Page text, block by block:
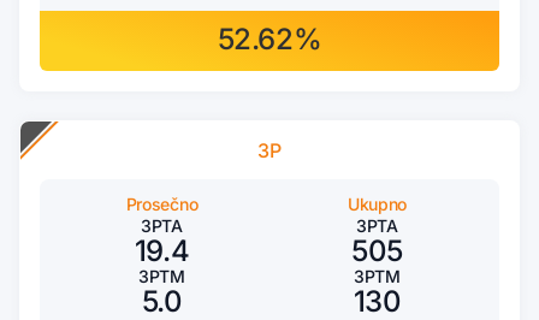
52.62%
3P
Prosečno
3PTA
19.4
3PTM
5.0
Ukupno
3PTA
505
3PTM
130